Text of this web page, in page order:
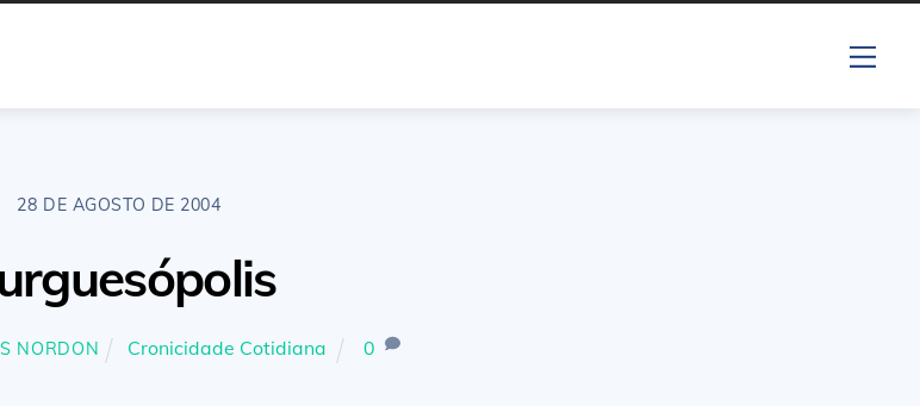
28 DE AGOSTO DE 2004
NORDON Cronicidade Cotidiana 0